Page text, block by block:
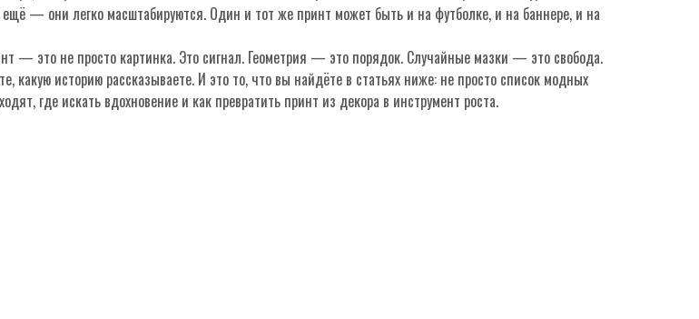
— они легко масштабируются. Один и тот же принт может быть и на футболке, и на баннере, и на
— это не просто картинка. Это сигнал. Геометрия — это порядок. Случайные мазки — это свобода.
историю рассказываете. И это то, что вы найдёте в статьях ниже: не просто список модных
где искать вдохновение и как превратить принт из декора в инструмент роста.